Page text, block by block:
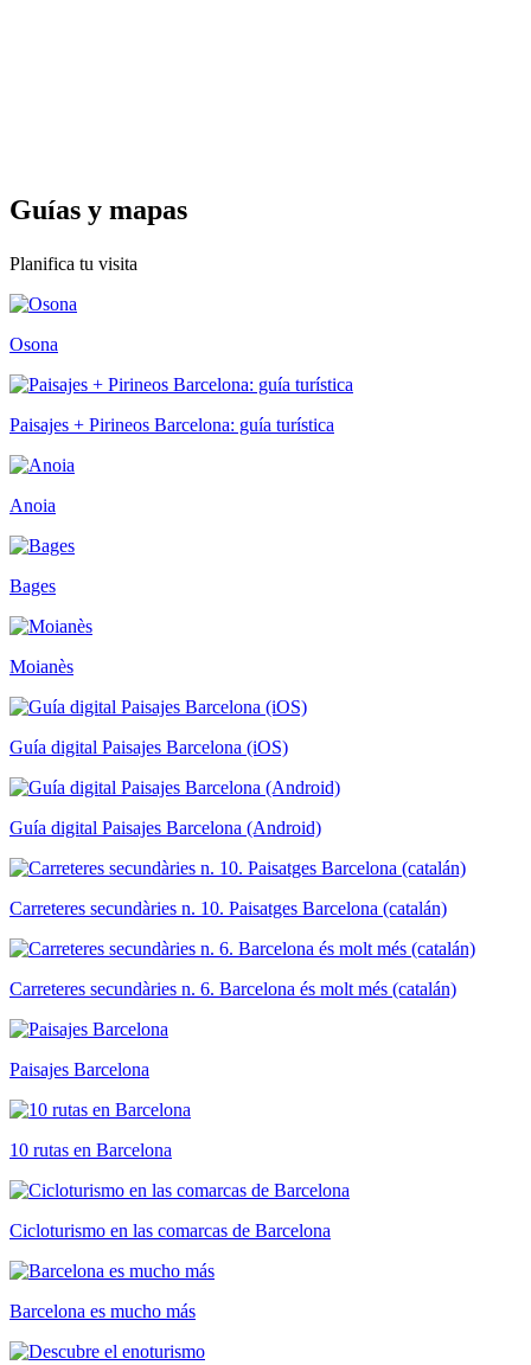
Guías y mapas
Planifica tu visita
Osona
Paisajes + Pirineos Barcelona: guía turística
Anoia
Bages
Moianès
Guía digital Paisajes Barcelona (iOS)
Guía digital Paisajes Barcelona (Android)
Carreteres secundàries n. 10. Paisatges Barcelona (catalán)
Carreteres secundàries n. 6. Barcelona és molt més (catalán)
Paisajes Barcelona
10 rutas en Barcelona
Cicloturismo en las comarcas de Barcelona
Barcelona es mucho más